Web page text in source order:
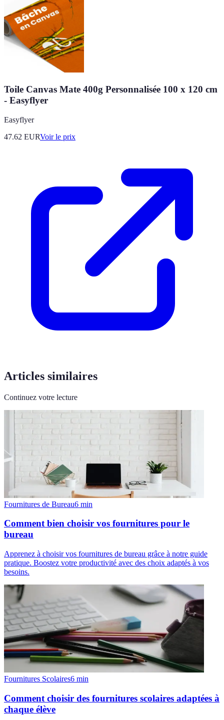
Toile Canvas Mate 400g Personnalisée 100 x 120 cm
- Easyflyer
Easyflyer
47.62 EURVoir le prix
Articles similaires
Continuez votre lecture
Fournitures de Bureau6 min
Comment bien choisir vos fournitures pour le
bureau
Apprenez à choisir vos fournitures de bureau grâce à notre guide
pratique. Boostez votre productivité avec des choix adaptés à vos
besoins.
Fournitures Scolaires6 min
Comment choisir des fournitures scolaires adaptées à
chaque élève